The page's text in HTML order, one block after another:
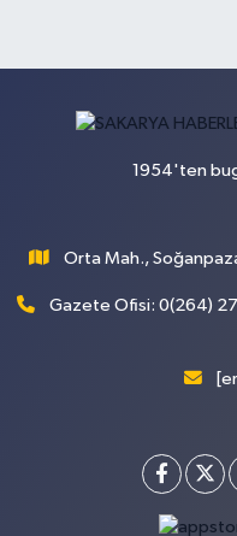
1954'ten
Orta Mah.,
Gazete Ofisi: 0(264)